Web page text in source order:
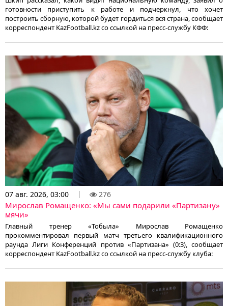
готовности приступить к работе и подчеркнул, что хочет
построить сборную, которой будет гордиться вся страна, сообщает
корреспондент KazFootball.kz со ссылкой на пресс-службу КФФ:
07 авг. 2026, 03:00 276
Мирослав Ромащенко: «Мы сами подарили «Партизану»
мячи»
Главный тренер «Тобыла» Мирослав Ромащенко
прокомментировал первый матч третьего квалификационного
раунда Лиги Конференций против «Партизана» (0:3), сообщает
корреспондент KazFootball.kz со ссылкой на пресс-службу клуба: